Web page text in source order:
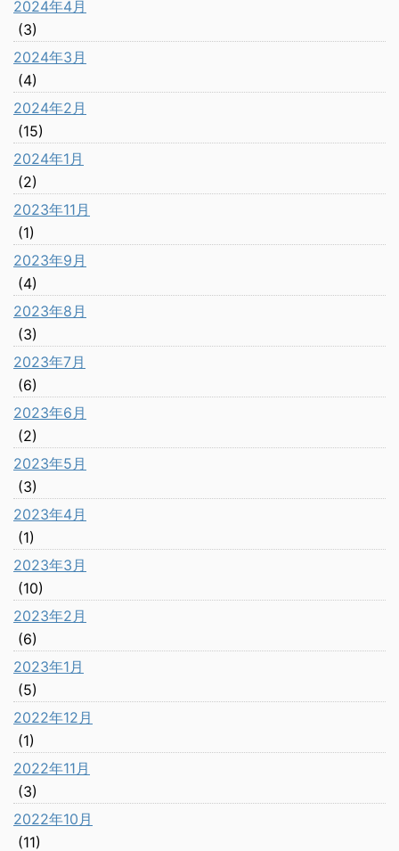
2024年4月
(3)
2024年3月
(4)
2024年2月
(15)
2024年1月
(2)
2023年11月
(1)
2023年9月
(4)
2023年8月
(3)
2023年7月
(6)
2023年6月
(2)
2023年5月
(3)
2023年4月
(1)
2023年3月
(10)
2023年2月
(6)
2023年1月
(5)
2022年12月
(1)
2022年11月
(3)
2022年10月
(11)